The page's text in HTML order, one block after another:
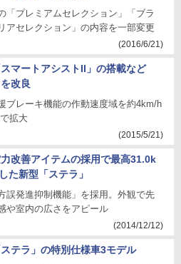
「プレミアムセレクション」「ブラ
アセレクション」の内容を一部変更
(2016/6/21)
マートアシストII」の搭載など
を改良
ブレーキ機能の作動速度域を約4km/h
拡大
(2015/5/21)
改善アイテムの採用で最高31.0k
た新型「ステラ」
誤発進抑制機能」を採用。外観で先
や室内の広さをアピール
(2014/12/12)
テラ」の特別仕様車3モデル